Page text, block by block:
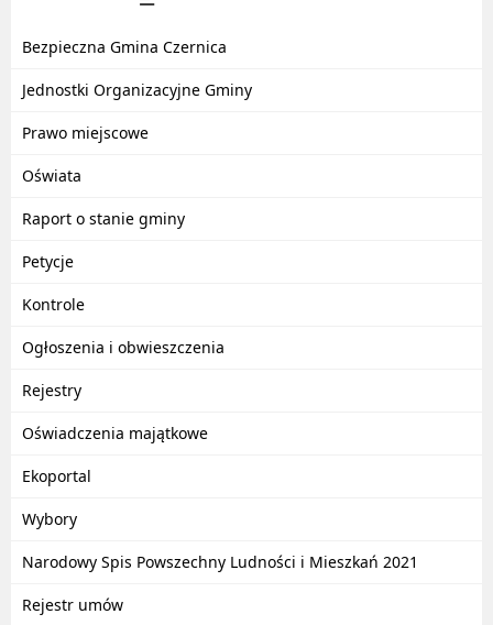
Bezpieczna Gmina Czernica
Jednostki Organizacyjne Gminy
Prawo miejscowe
Oświata
Raport o stanie gminy
Petycje
Kontrole
Ogłoszenia i obwieszczenia
Rejestry
Oświadczenia majątkowe
Ekoportal
Wybory
Narodowy Spis Powszechny Ludności i Mieszkań 2021
Rejestr umów